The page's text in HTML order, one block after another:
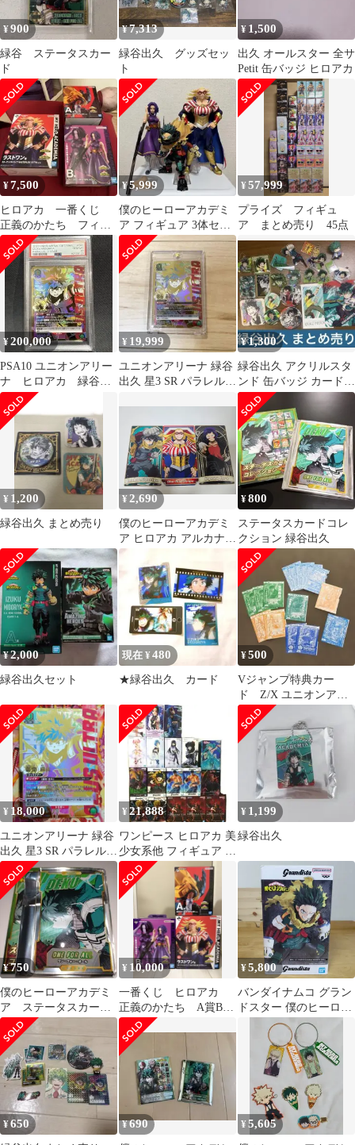
¥900
緑谷 ステータスカー
ド
¥7,313
緑谷出久 グッズセッ
ト
¥ 1,500
出久 オールスター 全サ
Petit 缶バッジ ヒロアカ
¥7,500
ヒロアカ 一番くじ
正義のかたち フィギ
ュア 3体セット
¥5,999
僕のヒーローアカデミ
ア フィギュア 3体セッ
ト 一番くじ 箱無し
¥57,999
プライズ フィギュ
ア まとめ売り 45点
¥200,000
PSA10 ユニオンアリー
ナ ヒロアカ 緑谷出
久 パラレル SR 星
3
¥ 19,999
ユニオンアリーナ 緑谷
出久 星3 SR パラレル
¥1,300
緑谷出久 アクリルスタ
ンド 缶バッジ カード
アクリルキーホルダー
コースター
¥ 1,200
緑谷出久 まとめ売り
¥2,690
僕のヒーローアカデミ
ア ヒロアカ アルカナカ
ード アルカナ 3種 まと
め
¥800
ステータスカードコレ
クション 緑谷出久
¥2,000
緑谷出久セット
現在 ¥480
★緑谷出久 カード
¥500
Vジャンプ特典カー
ド Z/X ユニオンアリ
ーナ など まとめ売
り
¥ 18,000
ユニオンアリーナ 緑谷
出久 星3 SR パラレル
ヒロアカ
¥21,888
ワンピース ヒロアカ 美
少女系他 フィギュア 18
点セット まとめ売り
¥ 1,199
緑谷出久
¥750
僕のヒーローアカデミ
ア ステータスカード
コレクション 緑谷出
久
¥ 10,000
一番くじ ヒロアカ
正義のかたち A賞B賞
ラストワン賞セット
¥5,800
バンダイナムコ グラン
ドスター 僕のヒーロー
アカデミア 緑谷出久 フ
ィギュア
¥650 ¥690 ¥5,605